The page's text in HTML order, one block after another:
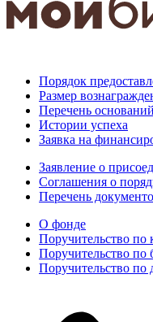
Порядок
Размер
Перечень
Истории успеха
Заявка на
Заявление о
Соглашения о
Перечень
О фонде
Поручительство по
Поручительство по
Поручительство по